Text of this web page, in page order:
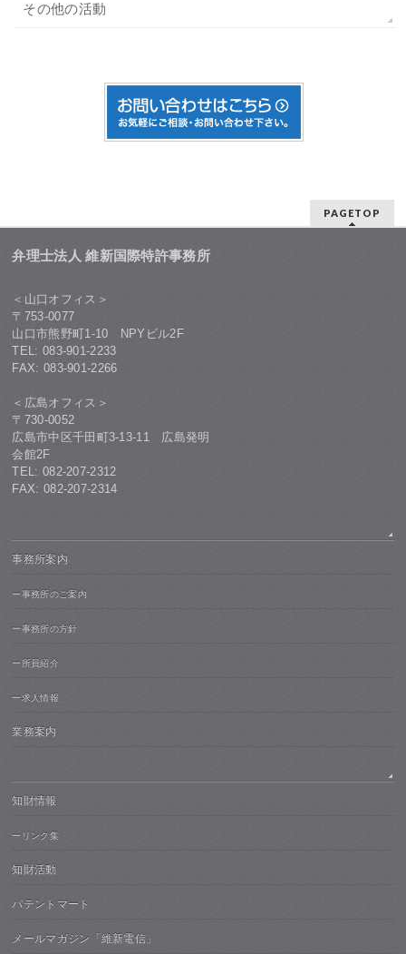
その他の活動
PAGETOP
弁理士法人 維新国際特許事務所
＜山口オフィス＞
〒753-0077
山口市熊野町1-10 NPYビル2F
TEL: 083-901-2233
FAX: 083-901-2266
＜広島オフィス＞
〒730-0052
広島市中区千田町3-13-11 広島発明
会館2F
TEL: 082-207-2312
FAX: 082-207-2314
事務所案内
ー事務所のご案内
ー事務所の方針
ー所員紹介
ー求人情報
業務案内
知財情報
ーリンク集
知財活動
パテントマート
メールマガジン「維新電信」